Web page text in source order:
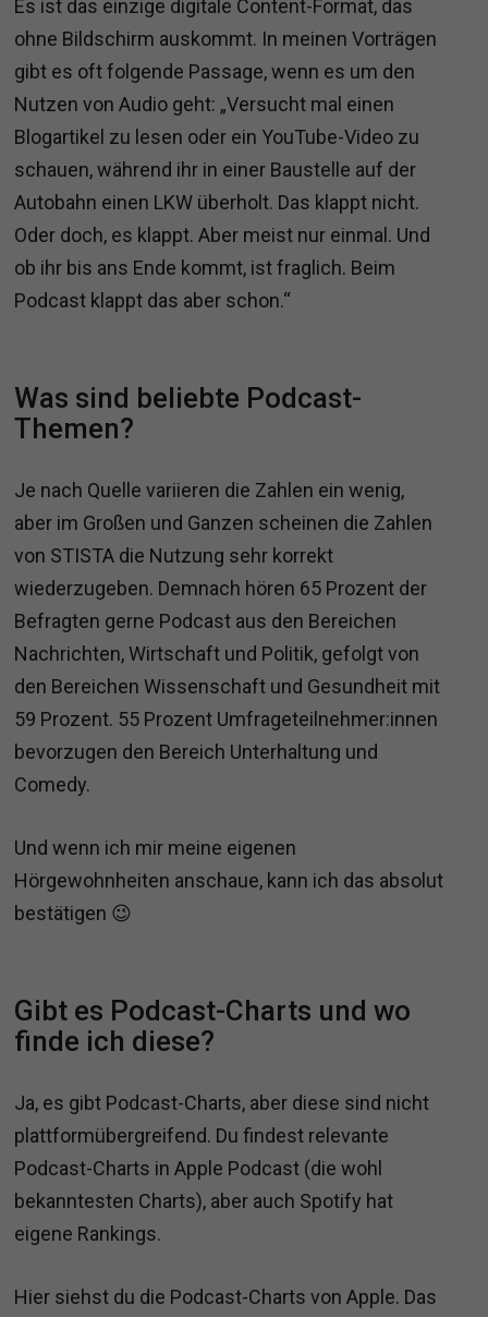
Es ist das einzige digitale Content-Format, das
ohne Bildschirm auskommt. In meinen Vorträgen
gibt es oft folgende Passage, wenn es um den
Nutzen von Audio geht: „Versucht mal einen
Blogartikel zu lesen oder ein YouTube-Video zu
schauen, während ihr in einer Baustelle auf der
Autobahn einen LKW überholt. Das klappt nicht.
Oder doch, es klappt. Aber meist nur einmal. Und
ob ihr bis ans Ende kommt, ist fraglich. Beim
Podcast klappt das aber schon.“
Was sind beliebte Podcast-
Themen?
Je nach Quelle variieren die Zahlen ein wenig,
aber im Großen und Ganzen scheinen die Zahlen
von STISTA die Nutzung sehr korrekt
wiederzugeben. Demnach hören 65 Prozent der
Befragten gerne Podcast aus den Bereichen
Nachrichten, Wirtschaft und Politik, gefolgt von
den Bereichen Wissenschaft und Gesundheit mit
59 Prozent. 55 Prozent Umfrageteilnehmer:innen
bevorzugen den Bereich Unterhaltung und
Comedy.
Und wenn ich mir meine eigenen
Hörgewohnheiten anschaue, kann ich das absolut
bestätigen 😉
Gibt es Podcast-Charts und wo
finde ich diese?
Ja, es gibt Podcast-Charts, aber diese sind nicht
plattformübergreifend. Du findest relevante
Podcast-Charts in Apple Podcast (die wohl
bekanntesten Charts), aber auch Spotify hat
eigene Rankings.
Hier siehst du die Podcast-Charts von Apple. Das